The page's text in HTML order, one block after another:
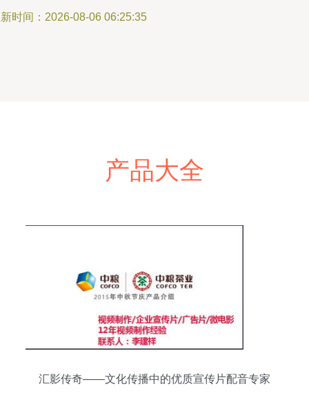
时间：2026-08-06 06:25:35
产品大全
汇影传奇——文化传播中的优质宣传片配音专家